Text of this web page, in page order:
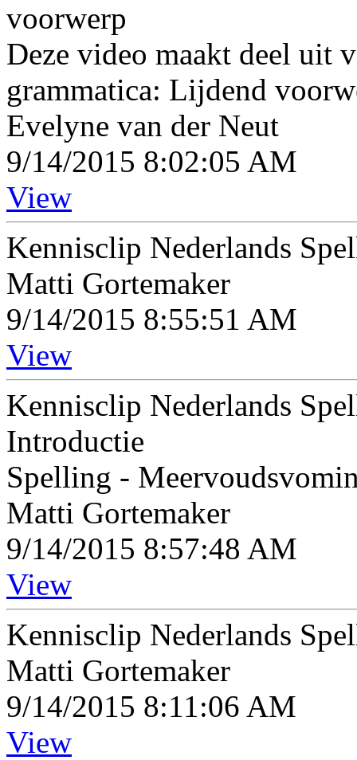
voorwerp
Deze video maakt deel uit
grammatica: Lijdend
Evelyne van der Neut
9/14/2015 8:02:05 AM
View
Kennisclip Nederlands
Matti Gortemaker
9/14/2015 8:55:51 AM
View
Kennisclip Nederlands
Introductie
Spelling -
Matti Gortemaker
9/14/2015 8:57:48 AM
View
Kennisclip Nederlands
Matti Gortemaker
9/14/2015 8:11:06 AM
View